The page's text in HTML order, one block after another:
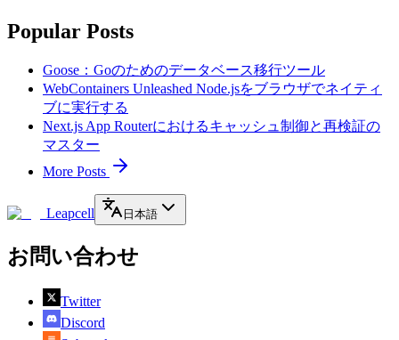
Popular Posts
Goose：Goのためのデータベース移行ツール
WebContainers Unleashed Node.jsをブラウザでネイティ
ブに実行する
Next.js App Routerにおけるキャッシュ制御と再検証の
マスター
More Posts
Leapcell 日本語
お問い合わせ
Twitter
Discord